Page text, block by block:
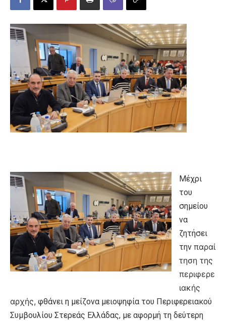
Μέχρι
του
σημείου
να
ζητήσει
την παραί
τηση της
περιφερε
ιακής
αρχής, φθάνει η μείζονα μειοψηφία του Περιφερειακού
Συμβουλίου Στερεάς Ελλάδας, με αφορμή τη δεύτερη